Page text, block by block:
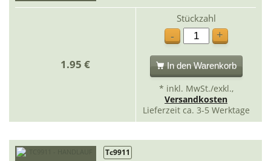
1.95 €
Stückzahl
-
+
In den Warenkorb
* inkl. MwSt./exkl.,
Versandkosten
Lieferzeit ca. 3-5 Werktage
Tc9911